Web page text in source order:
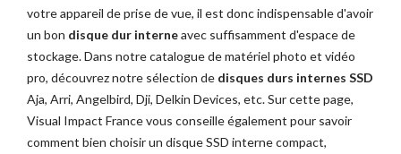
votre appareil de prise de vue, il est donc indispensable d'avoir
un bon disque dur interneavec suffisamment d'espace de
stockage. Dans notre catalogue de matériel photo et vidéo
pro, découvrez notre sélection de disques durs internes SSD
Aja, Arri, Angelbird, Dji, Delkin Devices, etc. Sur cette page,
Visual Impact France vous conseille également pour savoir
comment bien choisir un disque SSD interne compact,